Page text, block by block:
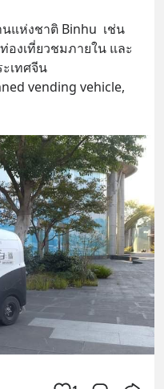
แห่งชาติ Binhu  เช่น
งเที่ยวชมภายใน และ
เทศจีน
vending vehicle,